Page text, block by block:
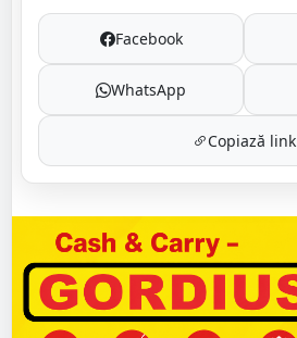
Facebook
WhatsApp
Copiază link